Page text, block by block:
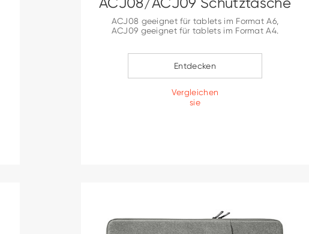
ACJ08 geeignet für tablets im Format A6,
ACJ09 geeignet für tablets im Format A4.
Entdecken
Vergleichen
sie